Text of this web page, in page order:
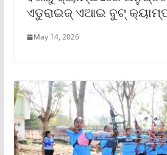
ଏଡୁରାଇଜ୍ ଏଆଇ ବୁଟ୍
May 14, 2026